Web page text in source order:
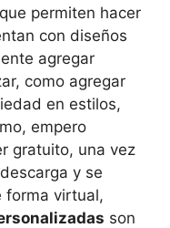
permiten hacer
con diseños
agregar
como agregar
en estilos,
empero
gratuito, una vez
y se
forma virtual,
son